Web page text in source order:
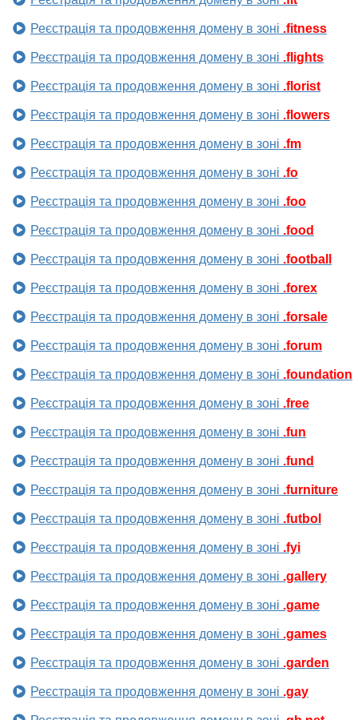
Реєстрація та продовження домену в зоні .fitness
Реєстрація та продовження домену в зоні .flights
Реєстрація та продовження домену в зоні .florist
Реєстрація та продовження домену в зоні .flowers
Реєстрація та продовження домену в зоні .fm
Реєстрація та продовження домену в зоні .fo
Реєстрація та продовження домену в зоні .foo
Реєстрація та продовження домену в зоні .food
Реєстрація та продовження домену в зоні .football
Реєстрація та продовження домену в зоні .forex
Реєстрація та продовження домену в зоні .forsale
Реєстрація та продовження домену в зоні .forum
Реєстрація та продовження домену в зоні .foundation
Реєстрація та продовження домену в зоні .free
Реєстрація та продовження домену в зоні .fun
Реєстрація та продовження домену в зоні .fund
Реєстрація та продовження домену в зоні .furniture
Реєстрація та продовження домену в зоні .futbol
Реєстрація та продовження домену в зоні .fyi
Реєстрація та продовження домену в зоні .gallery
Реєстрація та продовження домену в зоні .game
Реєстрація та продовження домену в зоні .games
Реєстрація та продовження домену в зоні .garden
Реєстрація та продовження домену в зоні .gay